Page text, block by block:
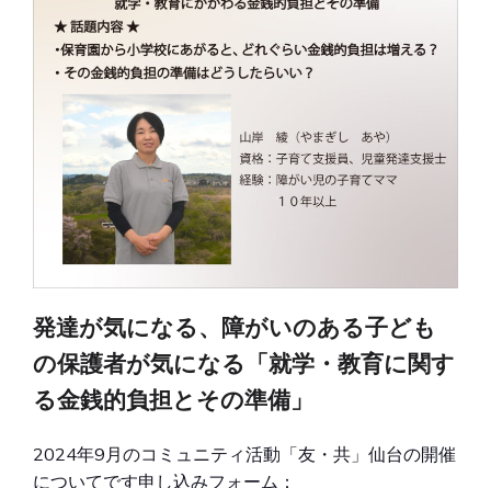
発達が気になる、障がいのある子ども
の保護者が気になる「就学・教育に関す
る金銭的負担とその準備」
2024年9月のコミュニティ活動「友・共」仙台の開催
についてです申し込みフォーム：